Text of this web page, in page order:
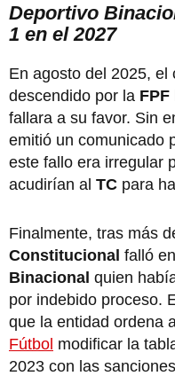
Deportivo
1 en el 2027
En agosto del 2025, el
descendido por la FPF
fallara a su favor. Sin
emitió un comunicado
este fallo era irregular
acudirían al TC para
Finalmente, tras más
Constitucional falló
Binacional quien
por indebido proceso.
que la entidad ordena
Fútbol modificar la
2023 con las